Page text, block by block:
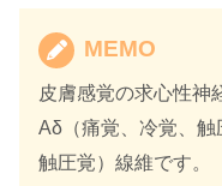
MEMO
皮膚感覚の求心性神
Aδ（痛覚、冷覚、触
触圧覚）線維です。